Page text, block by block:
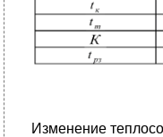
Изменение